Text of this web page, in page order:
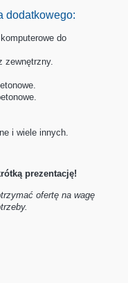
dodatkowego:
do
zewnętrzny.
i wiele innych.
prezentację!
ofertę na wagę